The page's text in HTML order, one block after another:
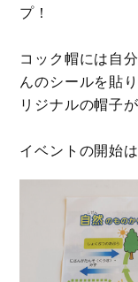
プ！
コック帽には自
んのシールを貼
リジナルの帽子
イベントの開始